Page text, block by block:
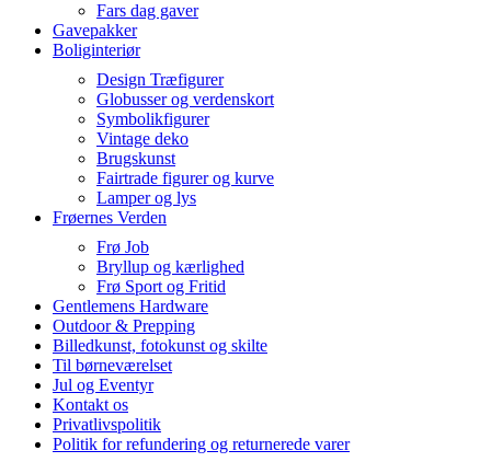
Fars dag gaver
Gavepakker
Boliginteriør
Design Træfigurer
Globusser og verdenskort
Symbolikfigurer
Vintage deko
Brugskunst
Fairtrade figurer og kurve
Lamper og lys
Frøernes Verden
Frø Job
Bryllup og kærlighed
Frø Sport og Fritid
Gentlemens Hardware
Outdoor & Prepping
Billedkunst, fotokunst og skilte
Til børneværelset
Jul og Eventyr
Kontakt os
Privatlivspolitik
Politik for refundering og returnerede varer